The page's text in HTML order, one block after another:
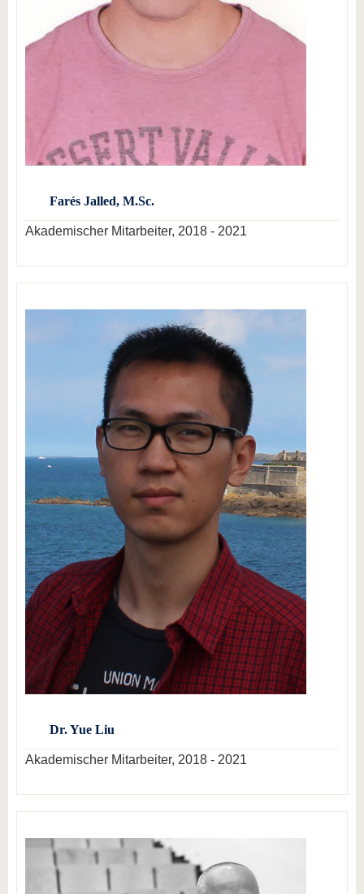
Farés Jalled, M.Sc.
Akademischer Mitarbeiter, 2018 - 2021
Dr. Yue Liu
Akademischer Mitarbeiter, 2018 - 2021